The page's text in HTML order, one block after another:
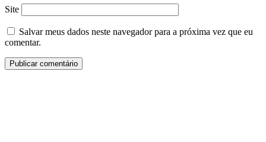
Site
Salvar meus dados neste navegador para a próxima vez que eu
comentar.